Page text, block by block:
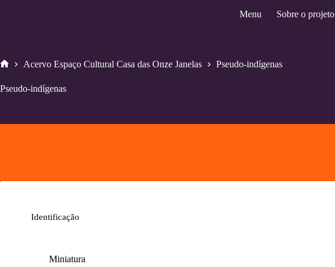
Menu Sobre o projeto
Acervo Espaço Cultural Casa das Onze Janelas Pseudo-indígenas
Pseudo-indígenas
Identificação
Miniatura